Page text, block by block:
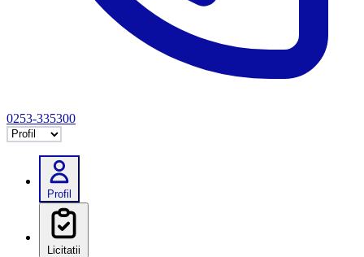
0253-335300
Selectează tab
Profil
Licitatii